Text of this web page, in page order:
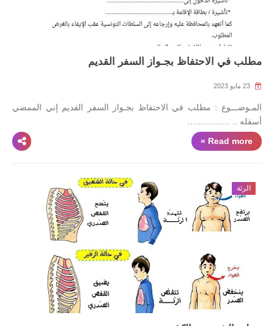
مطلب في الاحتفاظ بجـواز السفر القديم
المـوضـــوع : مطلب في الاحتفاظ بجـواز السفر القديم إني الممضي
أسفله .. ..............…
Read more »
الرئة